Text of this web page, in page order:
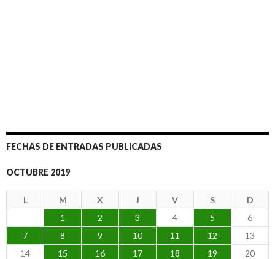
FECHAS DE ENTRADAS PUBLICADAS
OCTUBRE 2019
L M X J V S D
1 2 3 4 5
6
7
8 9 10 11 12
13
14
15 16 17 18 19
20